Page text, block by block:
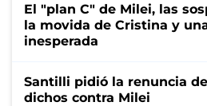
El "plan C" de Milei, las
la movida de Cristina y
inesperada
Santilli pidió la renuncia
dichos contra Milei